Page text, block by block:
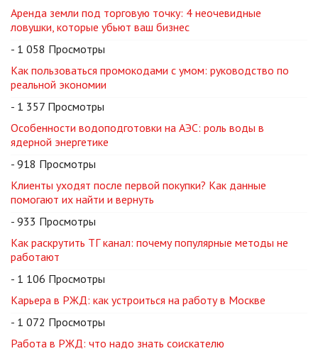
Аренда земли под торговую точку: 4 неочевидные
ловушки, которые убьют ваш бизнес
- 1 058 Просмотры
Как пользоваться промокодами с умом: руководство по
реальной экономии
- 1 357 Просмотры
Особенности водоподготовки на АЭС: роль воды в
ядерной энергетике
- 918 Просмотры
Клиенты уходят после первой покупки? Как данные
помогают их найти и вернуть
- 933 Просмотры
Как раскрутить ТГ канал: почему популярные методы не
работают
- 1 106 Просмотры
Карьера в РЖД: как устроиться на работу в Москве
- 1 072 Просмотры
Работа в РЖД: что надо знать соискателю